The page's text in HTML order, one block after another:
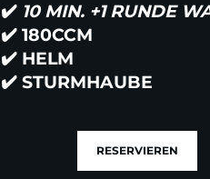
✔️ 10 MIN. +1 RUNDE
✔️180CCM
✔️ HELM
✔️STURMHAUBE
RESERVIEREN